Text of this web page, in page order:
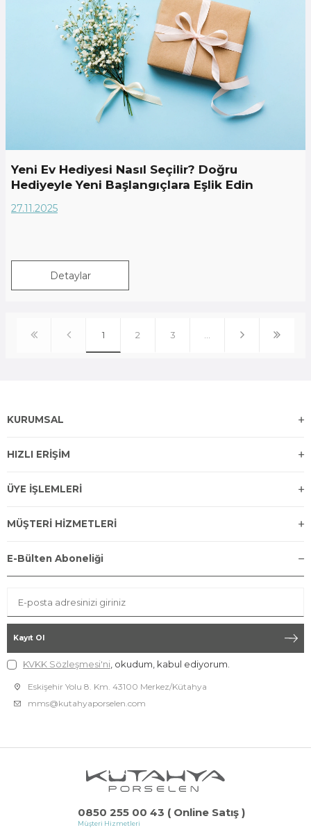
Yeni Ev Hediyesi Nasıl Seçilir? Doğru
Hediyeyle Yeni Başlangıçlara Eşlik Edin
27.11.2025
Detaylar
1 2 3
0850 255 00 43 ( Online Satış )
Müşteri Hizmetleri
KURUMSAL
HIZLI ERİŞİM
ÜYE İŞLEMLERİ
MÜŞTERİ HİZMETLERİ
E-Bülten Aboneliği
Kayıt Ol
KVKK Sözleşmesi'ni , okudum, kabul ediyorum.
Eskişehir Yolu 8. Km. 43100 Merkez/Kütahya
mms@kutahyaporselen.com